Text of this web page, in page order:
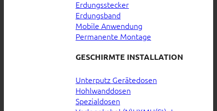
Erdungsstecker
Erdungsband
Mobile Anwendung
Permanente Montage
GESCHIRMTE INSTALLATION
Unterputz Gerätedosen
Hohlwanddosen
Spezialdosen